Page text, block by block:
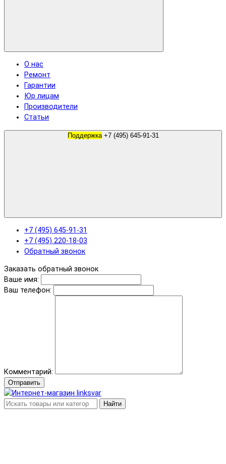
О нас
Ремонт
Гарантии
Юр лицам
Производители
Статьи
Поддержка
+7 (495) 645-91-31
+7 (495) 220-18-03
Обратный звонок
Заказать обратный звонок
Ваше имя:
Ваш телефон:
Комментарий:
Отправить
Найти